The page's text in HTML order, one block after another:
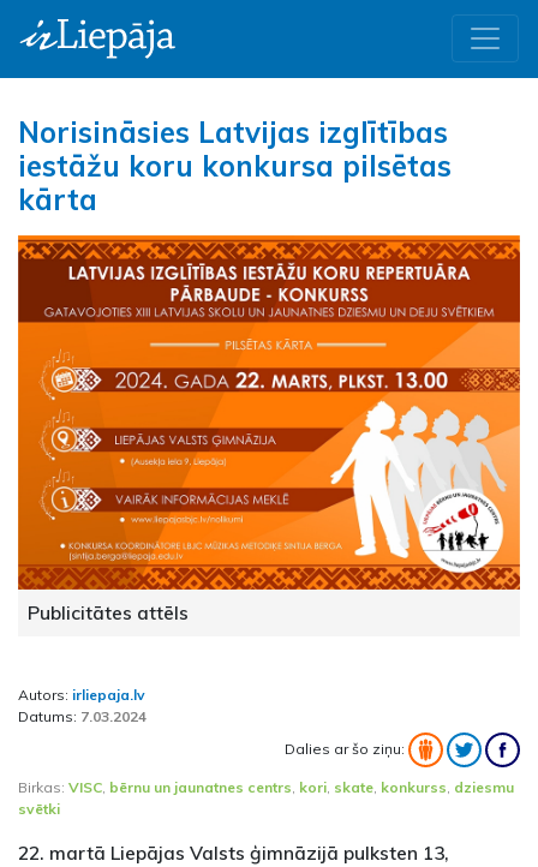
Norisināsies Latvijas izglītības
iestāžu koru konkursa pilsētas
kārta
Publicitātes attēls
Autors: irliepaja.lv
Datums: 7.03.2024
Dalies ar šo ziņu:
Birkas: VISC, bērnu un jaunatnes centrs, kori, skate, konkurss, dziesmu
svētki
22. martā Liepājas Valsts ģimnāzijā pulksten 13,